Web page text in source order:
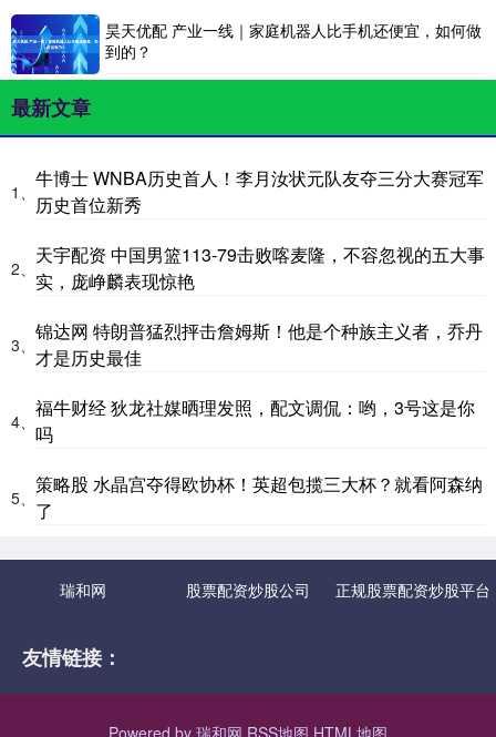
昊天优配 产业一线｜家庭机器人比手机还便宜，如何做
到的？
最新文章
1、
牛博士 WNBA历史首人！李月汝状元队友夺三分大赛冠军
历史首位新秀
2、
天宇配资 中国男篮113-79击败喀麦隆，不容忽视的五大事
实，庞峥麟表现惊艳
3、
锦达网 特朗普猛烈抨击詹姆斯！他是个种族主义者，乔丹
才是历史最佳
4、
福牛财经 狄龙社媒晒理发照，配文调侃：哟，3号这是你
吗
5、
策略股 水晶宫夺得欧协杯！英超包揽三大杯？就看阿森纳
了
瑞和网 股票配资炒股公司 正规股票配资炒股平台
友情链接：
Powered by 瑞和网 RSS地图 HTML地图